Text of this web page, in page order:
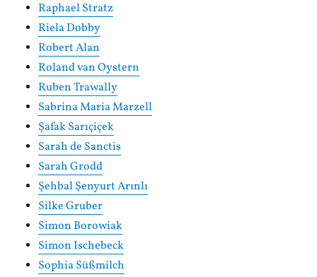
Raphael Stratz
Riela Dobby
Robert Alan
Roland van Oystern
Ruben Trawally
Sabrina Maria Marzell
Şafak Sarıçiçek
Sarah de Sanctis
Sarah Grodd
Şehbal Şenyurt Arınlı
Silke Gruber
Simon Borowiak
Simon Ischebeck
Sophia Süßmilch